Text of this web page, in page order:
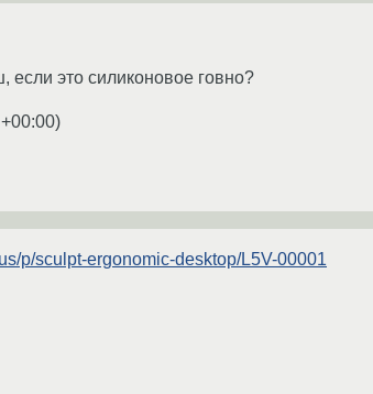
если это силиконовое говно?
)
p/sculpt-ergonomic-desktop/L5V-00001